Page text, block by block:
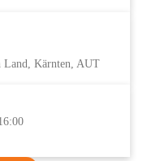
Land, Kärnten, AUT